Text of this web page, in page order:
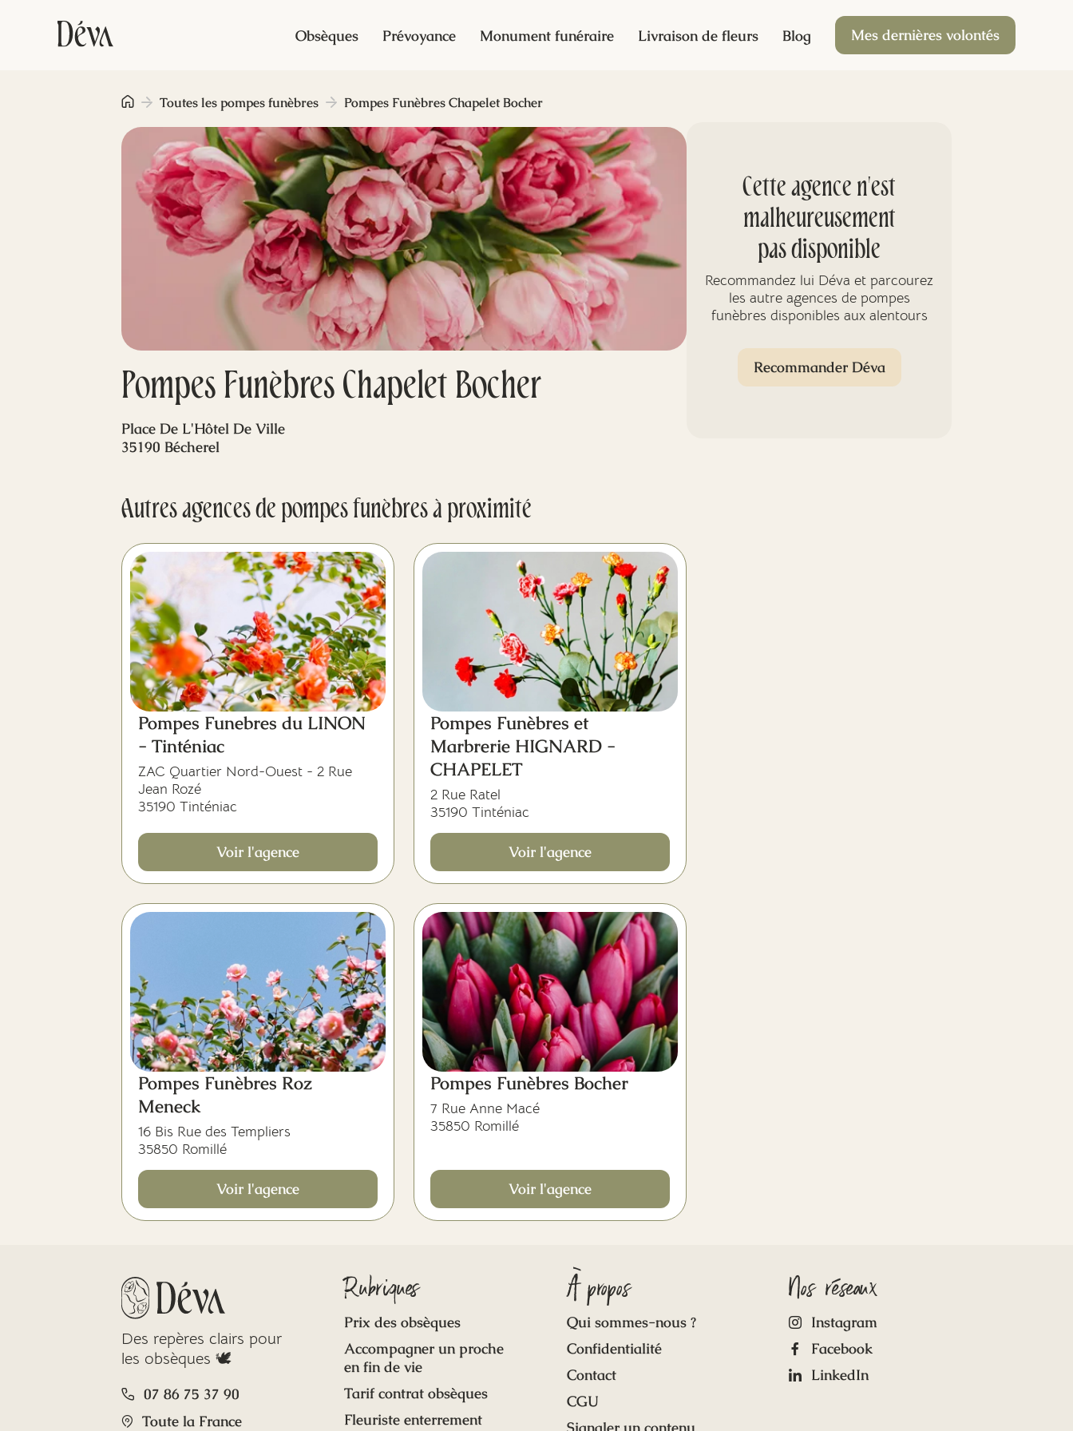
Obsèques Prévoyance Monument funéraire Livraison de fleurs Blog Mes dernières volontés
Pompes Funèbres Chapelet Bocher
Toutes les pompes funèbres Pompes Funèbres Chapelet Bocher
Place De L'Hôtel De Ville
35190 Bécherel
Autres agences de pompes funèbres à proximité
Pompes Funebres du LINON
- Tinténiac
ZAC Quartier Nord-Ouest - 2 Rue
Jean Rozé
35190 Tinténiac
Voir l'agence
Pompes Funèbres et
Marbrerie HIGNARD -
CHAPELET
2 Rue Ratel
35190 Tinténiac
Voir l'agence
Pompes Funèbres Roz
Meneck
16 Bis Rue des Templiers
35850 Romillé
Voir l'agence
Pompes Funèbres Bocher
7 Rue Anne Macé
35850 Romillé
Voir l'agence
Cette agence n'est
malheureusement
pas disponible
Recommandez lui Déva et parcourez
les autre agences de pompes
funèbres disponibles aux alentours
Recommander Déva
Des repères clairs pour
les obsèques 🕊️
07 86 75 37 90
Toute la France
Rubriques
Prix des obsèques
Accompagner un proche
en fin de vie
Tarif contrat obsèques
Fleuriste enterrement
À propos
Qui sommes-nous ?
Confidentialité
Contact
CGU
Nos réseaux
Instagram
Facebook
LinkedIn